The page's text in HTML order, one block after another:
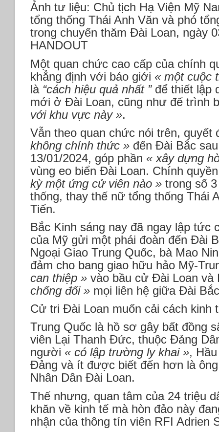
Ảnh tư liệu: Chủ tịch Hạ Viện Mỹ
tổng thống Thái Anh Văn và phó
trong chuyến thăm Đài Loan, ngày
HANDOUT
Một quan chức cao cấp của chính
khẳng định với báo giới « một cuộc
là “cách hiệu quả nhất ” để thiết lập
mới ở Đài Loan, cũng như để trình
với khu vực này ».
Vẫn theo quan chức nói trên,
không chính thức » đến Đài Bắc
13/01/2024, góp phần « xây dựng
vùng eo biển Đài Loan. Chính
kỳ một ứng cử viên nào » trong số
thống, thay thế nữ tổng thống Thái
Tiến.
Bắc Kinh sáng nay đã ngay lập tức
của Mỹ gửi một phái đoàn đến Đài
Ngoại Giao Trung Quốc, bà Mao
đảm cho bang giao hữu hảo Mỹ-
can thiệp » vào bầu cử Đài Loan và
chống đối » mọi liên hệ giữa Đài
Cử tri Đài Loan muốn cải cách kinh
Trung Quốc là hồ sơ gây bất đồng
viên Lại Thanh Đức, thuộc Đảng
người « có lập trường ly khai »,
Đảng và ít được biết đến hơn là
Nhân Dân Đài Loan.
Thế nhưng, quan tâm của 24 triệu
khăn về kinh tế mà hòn đảo này
nhận của thông tín viên RFI Adrien